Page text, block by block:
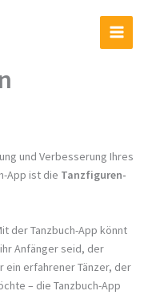
und Verbesserung Ihres
App ist die Tanzfiguren-
der Tanzbuch-App könnt
Anfänger seid, der
erfahrener Tänzer, der
– die Tanzbuch-App